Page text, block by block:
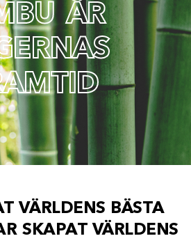
BU ÄR
ERNAS
AMTID
T VÄRLDENS BÄSTA
R SKAPAT VÄRLDENS